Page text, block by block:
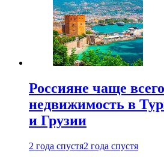
Россияне чаще
недвижимость в
и Грузии
2 года спустя2 года спустя